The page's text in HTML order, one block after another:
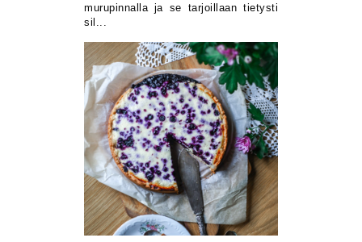
murupinnalla ja se tarjoillaan tietysti
sil...